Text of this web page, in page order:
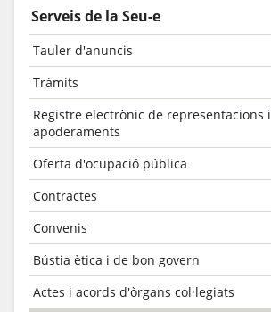
Serveis de la Seu-e
Tauler d'anuncis
Tràmits
Registre electrònic de representacions i
apoderaments
Oferta d'ocupació pública
Contractes
Convenis
Bústia ètica i de bon govern
Actes i acords d'òrgans col·legiats